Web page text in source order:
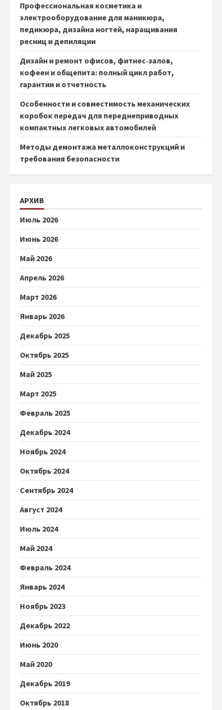
Профессиональная косметика и
электрооборудование для маникюра,
педикюра, дизайна ногтей, наращивания
ресниц и депиляции
Дизайн и ремонт офисов, фитнес‑залов,
кофеен и общепита: полный цикл работ,
гарантии и отчетность
Особенности и совместимость механических
коробок передач для переднеприводных
компактных легковых автомобилей
Методы демонтажа металлоконструкций и
требования безопасности
АРХИВ
Июль 2026
Июнь 2026
Май 2026
Апрель 2026
Март 2026
Январь 2026
Декабрь 2025
Октябрь 2025
Май 2025
Март 2025
Февраль 2025
Декабрь 2024
Ноябрь 2024
Октябрь 2024
Сентябрь 2024
Август 2024
Июль 2024
Май 2024
Февраль 2024
Январь 2024
Ноябрь 2023
Декабрь 2022
Июнь 2020
Май 2020
Декабрь 2019
Октябрь 2018